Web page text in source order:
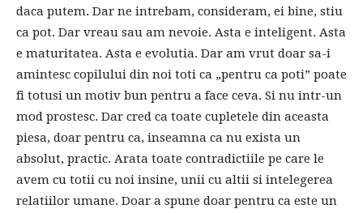
daca putem. Dar ne intrebam, consideram, ei bine, stiu
ca pot. Dar vreau sau am nevoie. Asta e inteligent. Asta
e maturitatea. Asta e evolutia. Dar am vrut doar sa-i
amintesc copilului din noi toti ca „pentru ca poti” poate
fi totusi un motiv bun pentru a face ceva. Si nu intr-un
mod prostesc. Dar cred ca toate cupletele din aceasta
piesa, doar pentru ca, inseamna ca nu exista un
absolut, practic. Arata toate contradictiile pe care le
avem cu totii cu noi insine, unii cu altii si intelegerea
relatiilor umane. Doar a spune doar pentru ca este un